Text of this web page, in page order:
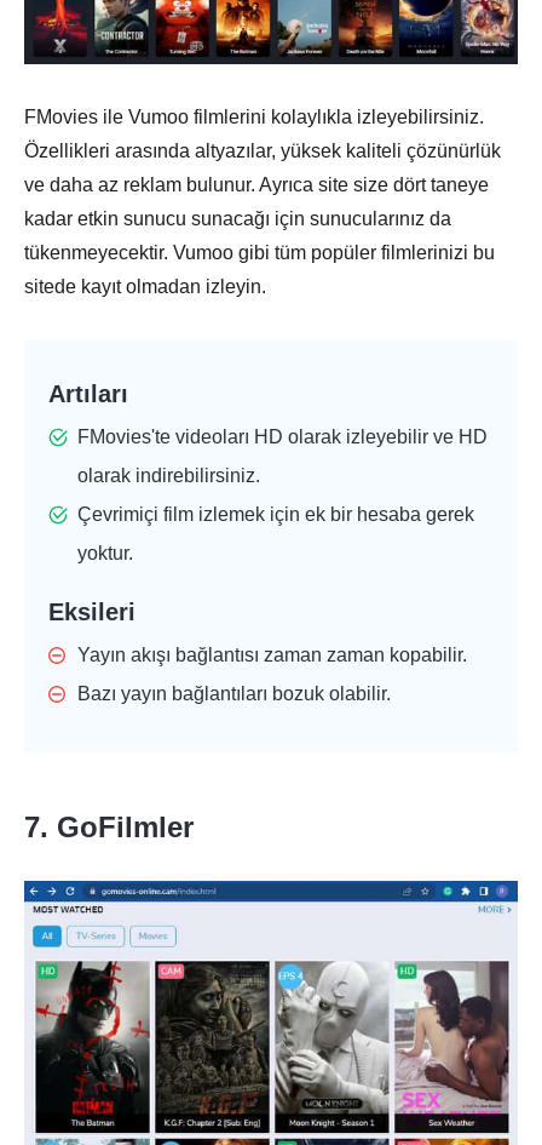
FMovies ile Vumoo filmlerini kolaylıkla izleyebilirsiniz.
Özellikleri arasında altyazılar, yüksek kaliteli çözünürlük
ve daha az reklam bulunur. Ayrıca site size dört taneye
kadar etkin sunucu sunacağı için sunucularınız da
tükenmeyecektir. Vumoo gibi tüm popüler filmlerinizi bu
sitede kayıt olmadan izleyin.
Artıları
FMovies'te videoları HD olarak izleyebilir ve HD
olarak indirebilirsiniz.
Çevrimiçi film izlemek için ek bir hesaba gerek
yoktur.
Eksileri
Yayın akışı bağlantısı zaman zaman kopabilir.
Bazı yayın bağlantıları bozuk olabilir.
7. GoFilmler